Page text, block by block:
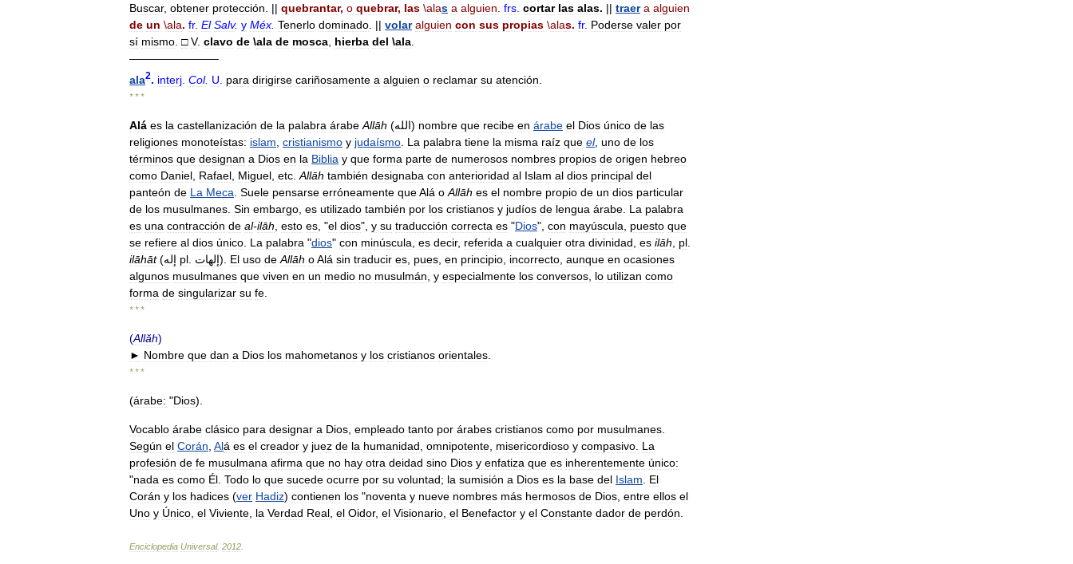
Buscar, obtener protección . || quebrantar, o quebrar, las \alas a alguien frs cortar las alas. || traer a alguien
de un \ala. fr. El Salv. y Méx Tenerlo dominado . || volar alguien con sus propias \alas. fr. Poderse valer por
sí mismo □ V. clavo de \ala de mosca hierba del \ala
————————
ala2. interj Col. U para dirigirse cariñosamente a alguien o reclamar su atención
* * *
Alá es la castellanización de la palabra árabe Allāh (الله) nombre que recibe en árabe el Dios único de las
religiones monoteístas: islam cristianismo y judaísmo La palabra tiene la misma raíz que el, uno de los
términos que designan a Dios en la Biblia y que forma parte de numerosos nombres propios de origen hebreo
como Daniel Rafael Miguel etc Allāh también designaba con anterioridad al Islam al dios principal del
panteón de La Meca Suele pensarse erróneamente queAlá o Allāh es el nombre propio de un dios particular
de los musulmanes Sin embargo es utilizado también por los cristianos y judíos de lengua árabe La palabra
es una contracción de al-ilāh esto es , "el dios", y su traducción correcta es "Dios", con mayúscula puesto que
se refiere al dios único La palabra "dios" con minúscula es decir, referida a cualquier otra divinidad es ilāh pl
ilāhāt(ﺇﻟﻪ pl ﺇﻟﻬﺎﺕ). El uso de Allāh oAlá sin traducir es pues en principio incorrecto aunque en ocasiones
algunos musulmanes que viven en un medio no musulmán y especialmente los conversos lo utilizan como
forma de singularizar su fe
* * *
(Allăh)
► Nombre que dan a Dios los mahometanos y los cristianos orientales
* * *
(árabe: "Dios).
Vocablo árabe clásico para designar a Dios empleado tanto por árabes cristianos como por musulmanes
Según el Corán Alá es el creador y juez de la humanidad omnipotente misericordioso y compasivo La
profesión de fe musulmana afirma que no hay otra deidad sino Dios y enfatiza que es inherentemente único:
"nada es como Él Todo lo que sucede ocurre por su voluntad; la sumisión a Dios es la base del Islam
El
Corán y los hadices (ver Hadiz) contienen los "noventa y nueve nombres más hermosos de Dios entre ellos el
Uno y Único el Viviente la Verdad Real el Oidor, el Visionario el Benefactor y el Constante dador de perdón
Enciclopedia Universal. 2012